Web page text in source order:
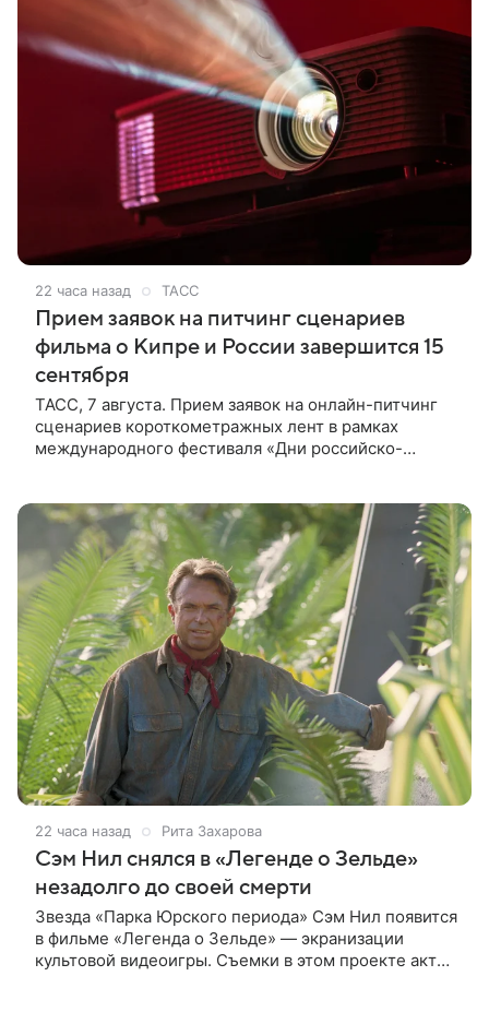
22 часа назад ТАСС
Прием заявок на питчинг сценариев
фильма о Кипре и России завершится 15
сентября
ТАСС, 7 августа. Прием заявок на онлайн-питчинг
сценариев короткометражных лент в рамках
международного фестиваля «Дни российско-
22 часа назад Рита Захарова
Сэм Нил снялся в «Легенде о Зельде»
незадолго до своей смерти
Звезда «Парка Юрского периода» Сэм Нил появится
в фильме «Легенда о Зельде» — экранизации
культовой видеоигры. Съемки в этом проекте актер